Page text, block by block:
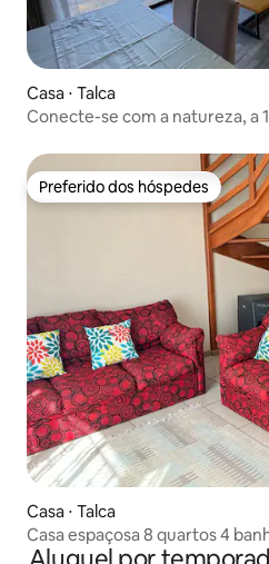
Casa ⋅ Talca
Conecte-se com a natureza, a
Preferido dos hóspedes
Preferido dos hóspedes
Casa ⋅ Talca
Casa espaçosa 8 quartos 4